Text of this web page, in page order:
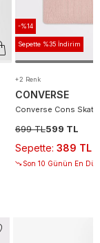
-%14
Sepette %35 İndirim
+2 Renk
CONVERSE
Converse Cons
699 TL599 TL
Sepette: 389 TL
Son 10 Günün En